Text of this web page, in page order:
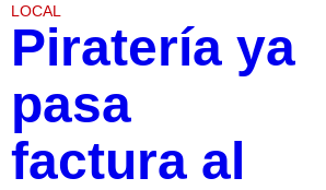
LOCAL
Piratería ya
pasa
factura al